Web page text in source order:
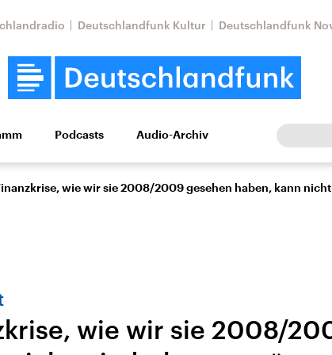
Deutschlandfunk Kultur Deutschlandfunk
Wissen Kultur Europa
Nahostkonflikt
Iran
Aktuelle Lage und
Podcasts Audio-Archiv
wie wir sie 2008/2009 gesehen haben, kann
wie wir sie 2008/